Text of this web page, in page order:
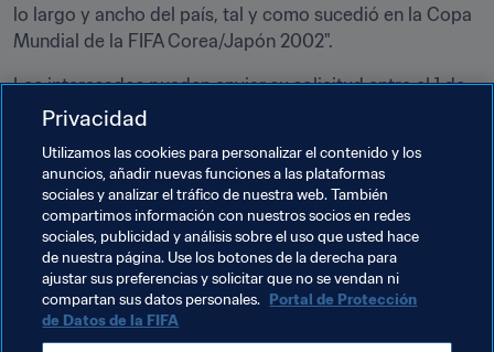
lo largo y ancho del país, tal y como sucedió en la Copa
Mundial de la FIFA Corea/Japón 2002".
Los interesados pueden enviar su solicitud entre el 1 de
noviembre y el 15 de diciembre por correo electrónico o
debe adjuntarse el formulario de solicitud y la
documentación requerida. Más información en las
páginas Web de cada ciudad y del COL.
Temas relacionados
Voluntarios Competiciones Korea Republic
Privacidad
Utilizamos las cookies para personalizar el contenido y los
anuncios, añadir nuevas funciones a las plataformas
sociales y analizar el tráfico de nuestra web. También
compartimos información con nuestros socios en redes
sociales, publicidad y análisis sobre el uso que usted hace
de nuestra página. Use los botones de la derecha para
ajustar sus preferencias y solicitar que no se vendan ni
compartan sus datos personales. Portal de Protección
de Datos de la FIFA